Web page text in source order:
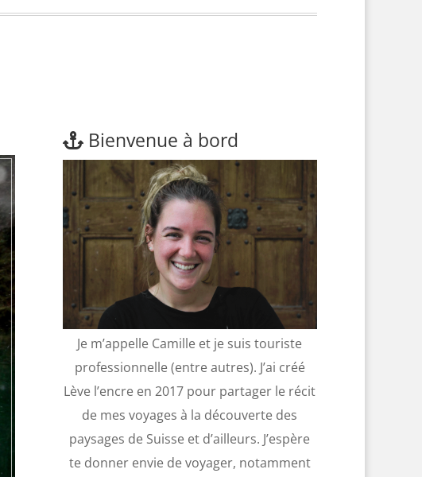
Bienvenue à bord
Je m’appelle Camille et je suis touriste
professionnelle (entre autres). J’ai créé
Lève l’encre en 2017 pour partager le récit
de mes voyages à la découverte des
paysages de Suisse et d’ailleurs. J’espère
te donner envie de voyager, notamment